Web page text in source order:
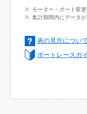
モーター・ボート変
集計期間内にデータ
表の見方につい
ボートレースガ